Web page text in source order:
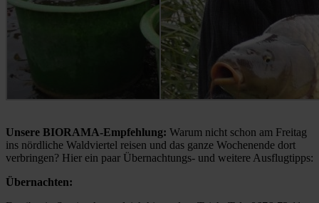
Unsere BIORAMA-Empfehlung: Warum nicht schon am Freitag
ins nördliche Waldviertel reisen und das ganze Wochenende dort
verbringen? Hier ein paar Übernachtungs- und weitere Ausflugtipps:
Übernachten: